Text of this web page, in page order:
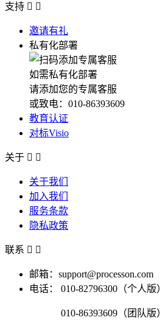
支持  
邀请有礼
私有化部署
如需私有化部署
请添加您的专属客服
或致电：010-86393609
教育认证
对标Visio
关于  
关于我们
加入我们
服务条款
隐私政策
联系  
邮箱：support@processon.com
电话：
010-82796300（个人版）
010-86393609（团队版）